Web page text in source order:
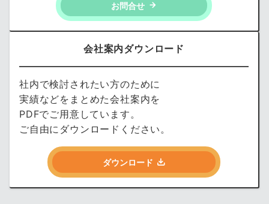
お問合せ
会社案内ダウンロード
社内で検討されたい方のために
実績などをまとめた会社案内を
PDFでご用意しています。
ご自由にダウンロードください。
ダウンロード